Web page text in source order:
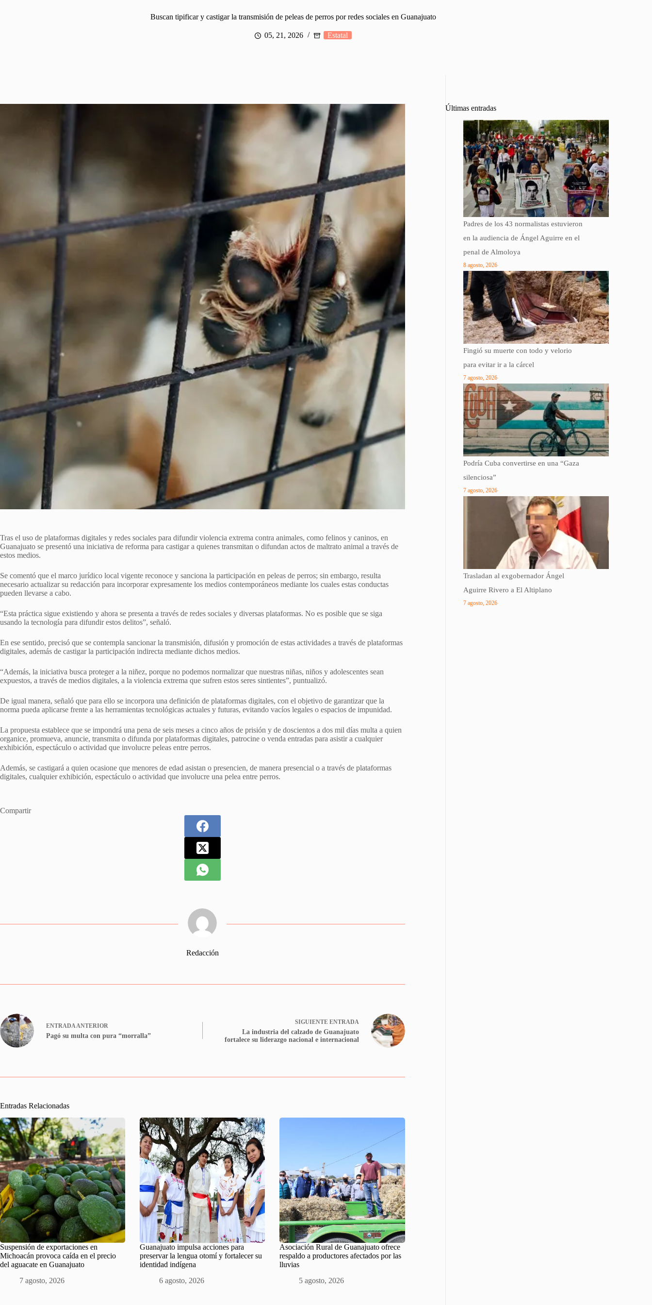
Buscan tipificar y castigar la transmisión de peleas de perros por redes sociales en Guanajuato
05, 21, 2026 Estatal
Tras el uso de plataformas digitales y redes sociales para difundir violencia extrema contra animales, como felinos y caninos, en
Guanajuato se presentó una iniciativa de reforma para castigar a quienes transmitan o difundan actos de maltrato animal a través de
estos medios.
Se comentó que el marco jurídico local vigente reconoce y sanciona la participación en peleas de perros; sin embargo, resulta
necesario actualizar su redacción para incorporar expresamente los medios contemporáneos mediante los cuales estas conductas
pueden llevarse a cabo.
“Esta práctica sigue existiendo y ahora se presenta a través de redes sociales y diversas plataformas. No es posible que se siga
usando la tecnología para difundir estos delitos”, señaló.
En ese sentido, precisó que se contempla sancionar la transmisión, difusión y promoción de estas actividades a través de plataformas
digitales, además de castigar la participación indirecta mediante dichos medios.
“Además, la iniciativa busca proteger a la niñez, porque no podemos normalizar que nuestras niñas, niños y adolescentes sean
expuestos, a través de medios digitales, a la violencia extrema que sufren estos seres sintientes”, puntualizó.
De igual manera, señaló que para ello se incorpora una definición de plataformas digitales, con el objetivo de garantizar que la
norma pueda aplicarse frente a las herramientas tecnológicas actuales y futuras, evitando vacíos legales o espacios de impunidad.
La propuesta establece que se impondrá una pena de seis meses a cinco años de prisión y de doscientos a dos mil días multa a quien
organice, promueva, anuncie, transmita o difunda por plataformas digitales, patrocine o venda entradas para asistir a cualquier
exhibición, espectáculo o actividad que involucre peleas entre perros.
Además, se castigará a quien ocasione que menores de edad asistan o presencien, de manera presencial o a través de plataformas
digitales, cualquier exhibición, espectáculo o actividad que involucre una pelea entre perros.
Compartir
Redacción
ENTRADAANTERIOR
Pagó su multa con pura “morralla”
SIGUIENTE ENTRADA
La industria del calzado de Guanajuato
fortalece su liderazgo nacional e internacional
Entradas Relacionadas
Suspensión de exportaciones en
Michoacán provoca caída en el precio
del aguacate en Guanajuato
7 agosto, 2026
Guanajuato impulsa acciones para
preservar la lengua otomí y fortalecer su
identidad indígena
6 agosto, 2026
Asociación Rural de Guanajuato ofrece
respaldo a productores afectados por las
lluvias
5 agosto, 2026
Últimas entradas
Padres de los 43 normalistas estuvieron
en la audiencia de Ángel Aguirre en el
penal de Almoloya
8 agosto, 2026
Fingió su muerte con todo y velorio
para evitar ir a la cárcel
7 agosto, 2026
Podría Cuba convertirse en una “Gaza
silenciosa”
7 agosto, 2026
Trasladan al exgobernador Ángel
Aguirre Rivero a El Altiplano
7 agosto, 2026